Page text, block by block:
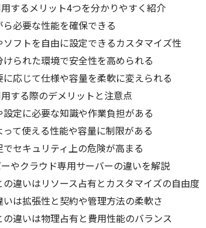
するメリット4つを分かりやすく紹介
必要な性能を確保できる
ソフトを自由に設定できるカスタマイズ性
られた環境で安全性を高められる
応じて仕様や容量を柔軟に変えられる
する際のデメリットと注意点
定に必要な知識や作業負担がある
て使える性能や容量に制限がある
セキュリティ上の危険が高まる
やクラウド専用サーバーの違いを解説
違いはリソース占有とカスタマイズの自由度
いは拡張性と契約や管理方法の柔軟さ
違いは物理占有と費用性能のバランス